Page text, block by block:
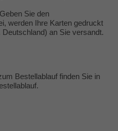
Sie den
werden Ihre Karten gedruckt
an Sie versandt.
Bestellablauf finden Sie in
.